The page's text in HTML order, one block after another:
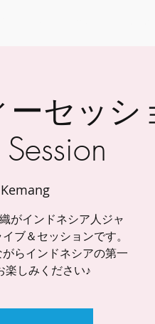
セッシ
がインドネシア人ジャ
ブ＆セッションです。
らインドネシアの第一
楽しみください♪